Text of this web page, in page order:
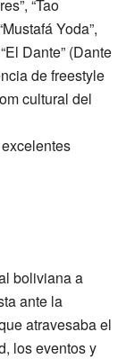
“Tao
Yoda”,
Dante” (Dante
de freestyle
cultural del
boliviana a
ante la
atravesaba el
los eventos y